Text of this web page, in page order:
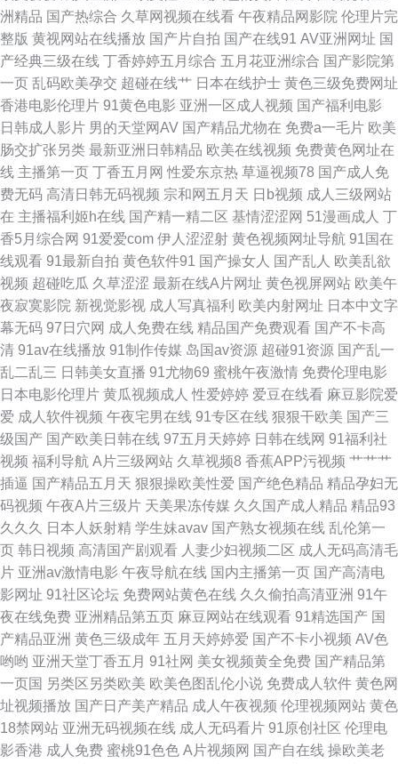
费 国产精品久久色 十八免费观看全集完整版在线 大香蕉影占91 日本高清视
频 97人人操人人 日本无码三级 久久嫩草综合网 妇狂野欧美在线视频 AV免
费在线精东 中文字幕视频二区 十八免费观看完整版电影 九九在线观看免费
视频 在线观看成人 精品国产午夜肉 亚洲社区 国产专区亚洲精 香港网址导航
日韩乱论 波多野吉衣无码 琪琪无码午夜伦埋影院糖豆 91最新人成在线观看
欧美成人三级 91c在线 免费电视剧在线观看 制服诱惑传媒探花 久草导航 亚
洲一区二区三区播放 国语激情对白VIDEOS 迅雷电影下载 国产精品一区二区
天堂 丝袜在线精品丝袜不卡 高清视频在线 日日操操操 成人在线观看网 日本
午夜免费福利视频 bt之家_bt电影天堂 欧美一区 91精品熟妇视频 蜜臀精品国
产高清在线 中日韩日日 九九6热精品视频 亚洲综合激情七月婷婷 国内揄拍国
内精品视频 亚洲精品图片 国产女人在线视频 微拍福利老司机 国产v片 天龙
免费高清影院 国产阿v在线观 日韩欧美国产中文字幕 超碰草草网 琪琪电影午
夜理论片77网 91视频网站大全 男女互操 中文在线看高清好看的电视剧免费
亚洲国产日韩 国产区91精品在线 婷婷综合色伊人阁 国产高潮免费 日韩在线
高清视频 成人电影AV 日韩福利视频导航 超碰在线a 人人插人人舔 bu之家 全
部欧美a级在线播放 九九这里只有精品 国产区闺蜜来 99re在线视频播放 亚
洲精品在看在线观看 手机在线看片国产精品 欧美激情片在线观 农民影视在
洲精品 国产热综合 久草网视频在线看 午夜精品网影院 伦理片完
整版 黄视网站在线播放 国产片自拍 国产在线91 AV亚洲网址 国
产经典三级在线 丁香婷婷五月综合 五月花亚洲综合 国产影院第
一页 乱码欧美孕交 超碰在线艹 日本在线护士 黄色三级免费网址
香港电影伦理片 91黄色电影 亚洲一区成人视频 国产福利电影
日韩成人影片 男的天堂网AV 国产精品尤物在 免费a一毛片 欧美
肠交扩张另类 最新亚洲日韩精品 欧美在线视频 免费黄色网址在
线 主播第一页 丁香五月网 性爱东京热 草逼视频78 国产成人免
费无码 高清日韩无码视频 宗和网五月天 日b视频 成人三级网站
在 主播福利姬h在线 国产精一精二区 基情涩涩网 51漫画成人 丁
香5月综合网 91爱爱com 伊人涩涩射 黄色视频网址导航 91国在
线观看 91最新自拍 黄色软件91 国产操女人 国产乱人 欧美乱欲
视频 超碰吃瓜 久草涩涩 最新在线A片网址 黄色视屏网站 欧美午
夜寂寞影院 新视觉影视 成人写真福利 欧美内射网址 日本中文字
幕无码 97日穴网 成人免费在线 精品国产免费观看 国产不卡高
清 91av在线播放 91制作传媒 岛国av资源 超碰91资源 国产乱一
乱二乱三 日韩美女直播 91尤物69 蜜桃午夜激情 免费伦理电影
日本电影伦理片 黄瓜视频成人 性爱婷婷 爱豆在线看 麻豆影院爱
爱 成人软件视频 午夜宅男在线 91专区在线 狠狠干欧美 国产三
级国产 国产欧美日韩在线 97五月天婷婷 日韩在线网 91福利社
视频 福利导航 A片三级网站 久草视频8 香蕉APP污视频 艹艹艹
插逼 国产精品五月天 狠狠操欧美性爱 国产绝色精品 精品孕妇无
码视频 午夜A片三级片 天美果冻传媒 久久国产成人精品 精品93
久久久
日本人妖射精 学生妹avav 国产熟女视频在线 乱伦第一
页 韩日视频 高清国产剧观看 人妻少妇视频二区 成人无码高清毛
片 亚洲av激情电影 午夜导航在线 国内主播第一页 国产高清电
影网址 91社区论坛 免费网站黄色在线 久久偷拍高清亚洲 91午
夜在线免费 亚洲精品第五页 麻豆网站在线观看 91精选国产 国
产精品亚洲 黄色三级成年 五月天婷婷爱 国产不卡小视频 AV色
哟哟 亚洲天堂丁香五月 91社网 美女视频黄全免费 国产精品第
一页国 另类区另类欧美 欧美色图乱伦小说 免费成人软件 黄色网
址视频播放 国产日产美产精品 成人午夜视频 伦理视频网站 黄色
18禁网站 亚洲无码视频在线 成人无码看片 91原创社区 伦理电
影香港 成人免费 蜜桃91色色 A片视频网 国产自在线 操欧美老